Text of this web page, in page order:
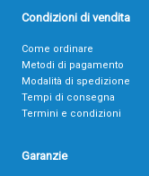
Condizioni di vendita
Come ordinare
Metodi di pagamento
Modalità di spedizione
Tempi di consegna
Termini e condizioni
Garanzie